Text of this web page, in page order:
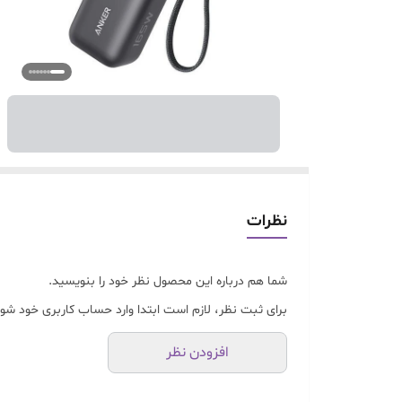
نظرات
شما هم درباره این محصول نظر خود را بنویسید.
برای ثبت نظر، لازم است ابتدا وارد حساب کاربری خود
افزودن نظر